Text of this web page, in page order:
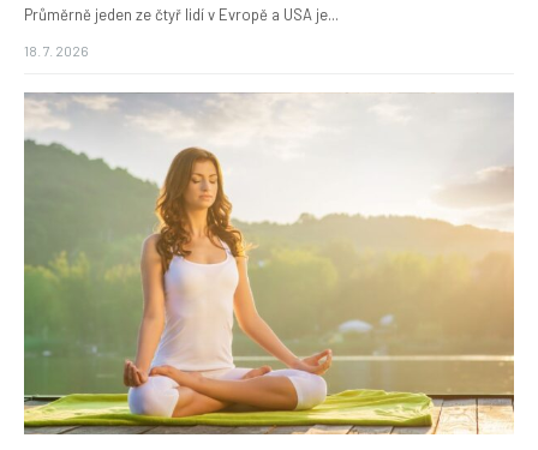
Průměrně jeden ze čtyř lidí v Evropě a USA je...
18. 7. 2026